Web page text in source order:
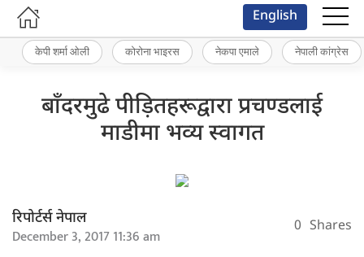
English
केपी शर्मा ओली कोरोना भाइरस नेकपा एमाले नेपाली कांग्रेस
बाँदरमुढे पीड़ितहरूद्वारा प्रचण्डलाई
माडीमा भव्य स्वागत
रिपोर्टर्स नेपाल
December 3, 2017 11:36 am 0 Shares